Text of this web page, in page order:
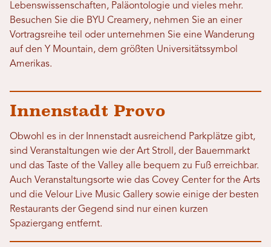
Lebenswissenschaften, Paläontologie und vieles mehr.
Besuchen Sie die BYU Creamery, nehmen Sie an einer
Vortragsreihe teil oder unternehmen Sie eine Wanderung
auf den Y Mountain, dem größten Universitätssymbol
Amerikas.
Innenstadt Provo
Obwohl es in der Innenstadt ausreichend Parkplätze gibt,
sind Veranstaltungen wie der Art Stroll, der Bauernmarkt
und das Taste of the Valley alle bequem zu Fuß erreichbar.
Auch Veranstaltungsorte wie das Covey Center for the Arts
und die Velour Live Music Gallery sowie einige der besten
Restaurants der Gegend sind nur einen kurzen
Spaziergang entfernt.